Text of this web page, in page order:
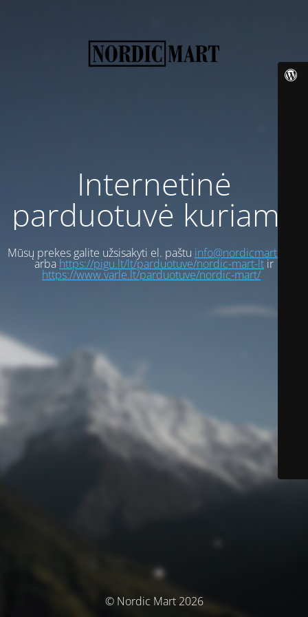
Internetinė
parduotuvė kuriama
Mūsų prekes galite užsisakyti el. paštu info@nordicmart.com
arba https://pigu.lt/lt/parduotuve/nordic-mart-ltir
https://www.varle.lt/parduotuve/nordic-mart/
© Nordic Mart 2026